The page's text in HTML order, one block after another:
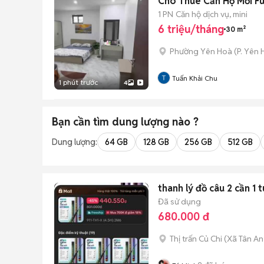
1 phút trước 4
1 PN Căn hộ dịch vụ, mini
6 triệu/tháng 30 m²
Phường Yên Hoà (P. Yên
Tuấn Khải Chu
Bạn cần tìm dung lượng nào ?
Dung lượng: 64 GB 128 GB 256 GB 512 GB
thanh lý đồ câu 2 cần 1
Đã sử dụng
680.000 đ
Thị trấn Củ Chi (Xã Tân